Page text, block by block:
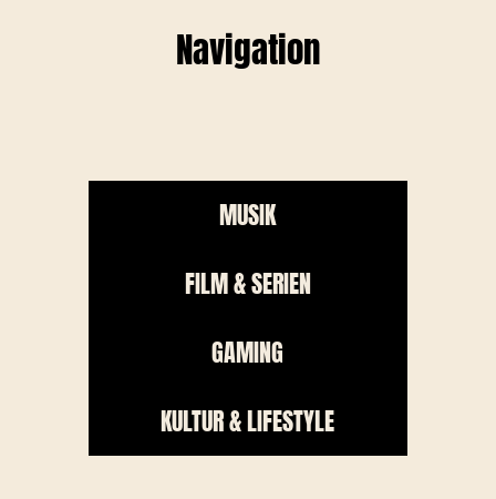
Navigation
MUSIK
FILM & SERIEN
GAMING
KULTUR & LIFESTYLE